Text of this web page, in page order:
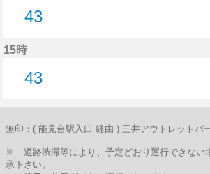
43
15時
43
無印：( 能見台駅入口 経由 ) 三井アウトレットパ
※ 道路渋滞等により、予定どおり運行できない
承下さい。